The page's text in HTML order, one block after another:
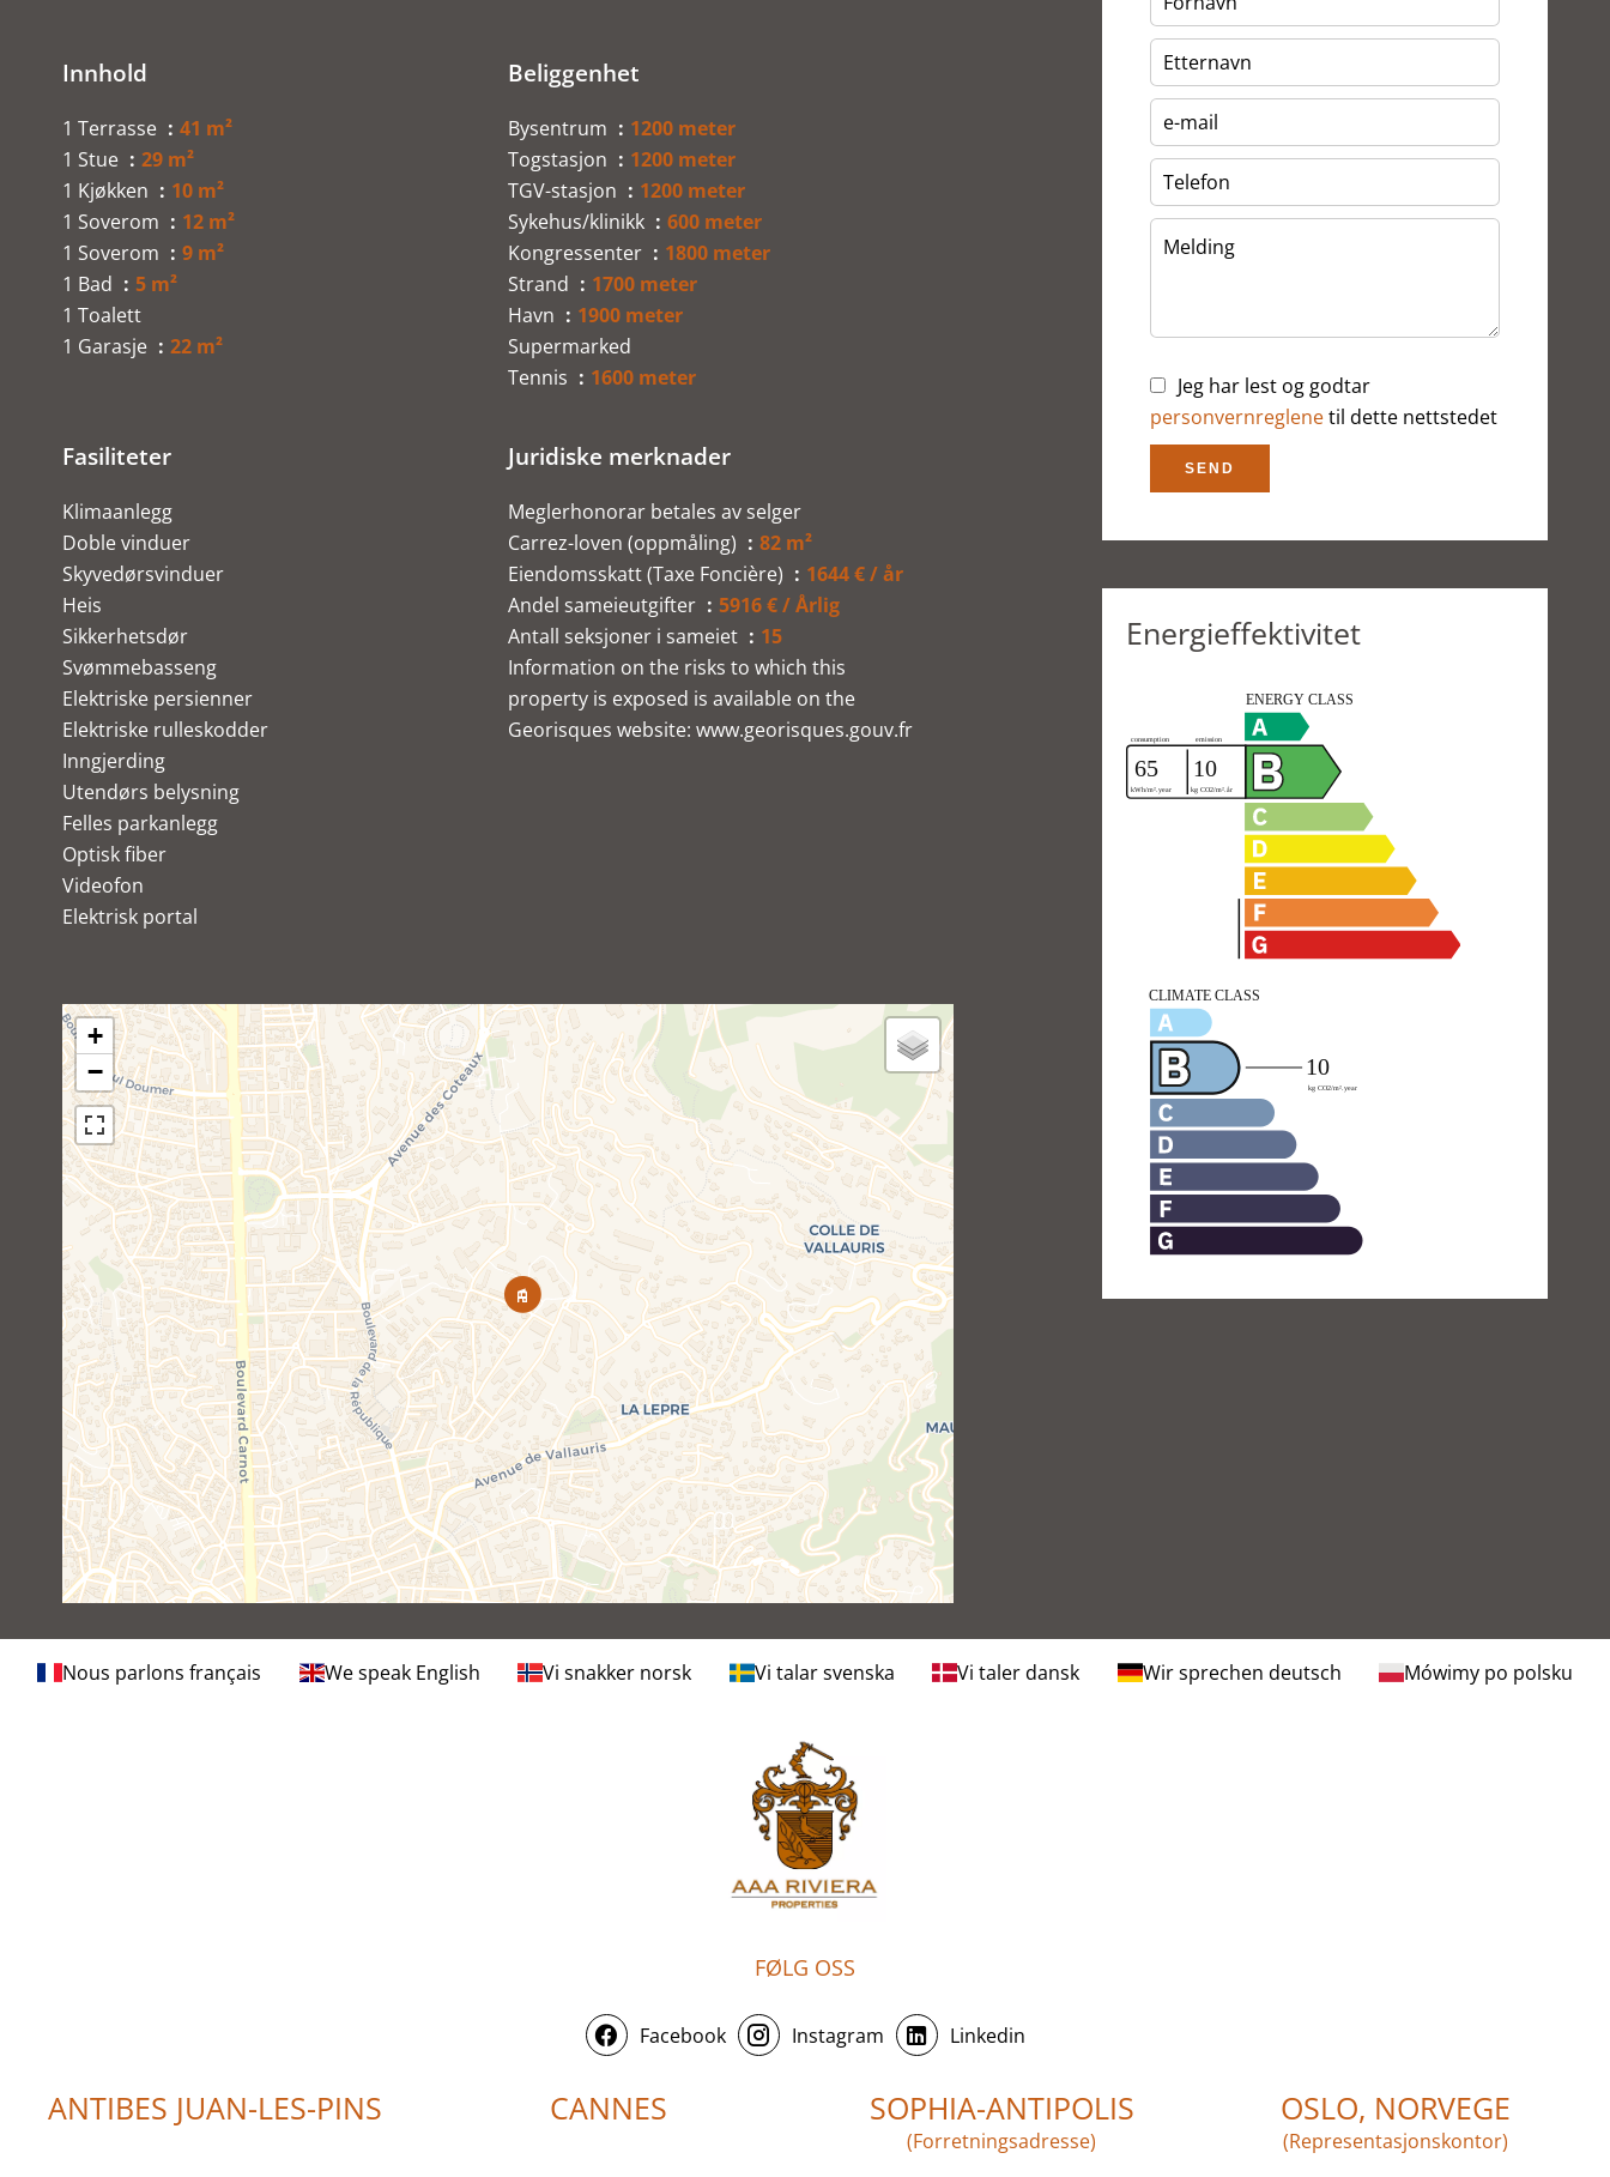
Innhold
1 Terrasse
41 m²
1 Stue
29 m²
1 Kjøkken
10 m²
1 Soverom
12 m²
1 Soverom
9 m²
1 Bad
5 m²
1 Toalett
1 Garasje
22 m²
Beliggenhet
Bysentrum
1200 meter
Togstasjon
1200 meter
TGV-stasjon
1200 meter
Sykehus/klinikk
600 meter
Kongressenter
1800 meter
Strand
1700 meter
Havn
1900 meter
Supermarked
Tennis
1600 meter
Fasiliteter
Klimaanlegg
Doble vinduer
Skyvedørsvinduer
Heis
Sikkerhetsdør
Svømmebasseng
Elektriske persienner
Elektriske rulleskodder
Inngjerding
Utendørs belysning
Felles parkanlegg
Optisk fiber
Videofon
Elektrisk portal
Juridiske merknader
Meglerhonorar betales av selger
Carrez-loven (oppmåling)
82 m²
Eiendomsskatt (Taxe Foncière)
1644 € / år
Andel sameieutgifter
5916 € / Årlig
Antall seksjoner i sameiet
15
Information on the risks to which this
property is exposed is available on the
Georisques website: www.georisques.gouv.fr
+
−
Jeg har lest og godtar
personvernreglenetil dette nettstedet
SEND
Energieffektivitet
Nous parlons français We speak English Vi snakker norsk Vi talar svenska Vi taler dansk Wir sprechen deutsch Mówimy po polsku
FØLG OSS
Facebook Instagram Linkedin
ANTIBES JUAN-LES-PINS CANNES SOPHIA-ANTIPOLIS
(Forretningsadresse)
OSLO, NORVEGE
(Representasjonskontor)